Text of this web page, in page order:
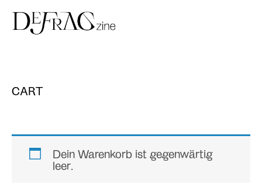
content
CART
Dein Warenkorb ist gegenwärtig
leer.